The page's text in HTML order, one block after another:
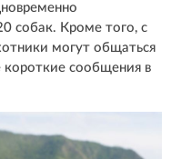
собак. Кроме того, с
могут общаться
короткие сообщения в